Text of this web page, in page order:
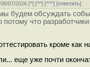
07/2026 [^] [^^] [^^^] [ответить]
будем обсуждать
потому что
кроме как
еще уже почти